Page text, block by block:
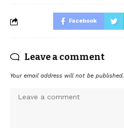
Facebook
Leave a comment
Your email address will not be published.